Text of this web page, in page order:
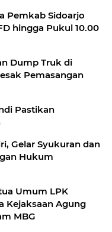
Pemkab Sidoarjo
hingga Pukul 10.00
Dump Truk di
Pemasangan
Pastikan
Gelar Syukuran dan
Hukum
Umum LPK
Kejaksaan Agung
MBG